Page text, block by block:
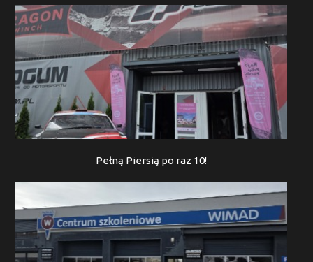
Pełną Piersią po raz 10!